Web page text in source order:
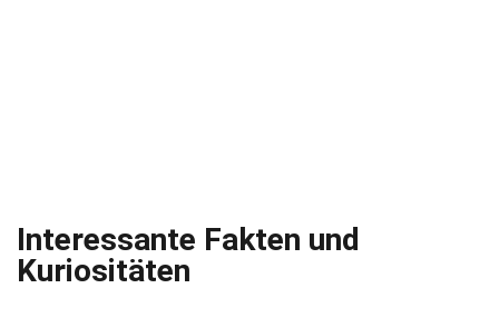
Interessante Fakten und
Kuriositäten